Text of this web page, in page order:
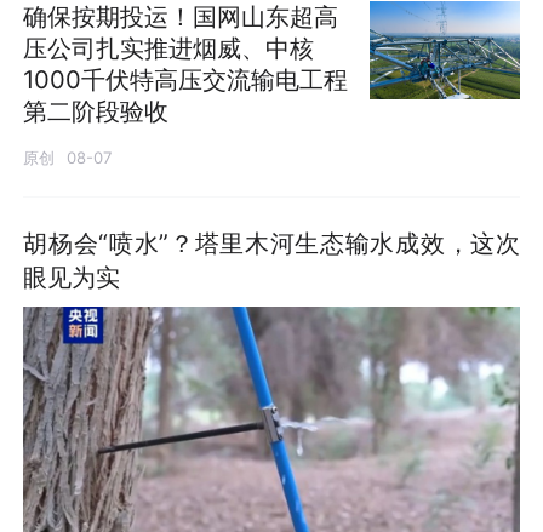
确保按期投运！国网山东超高
压公司扎实推进烟威、中核
1000千伏特高压交流输电工程
第二阶段验收
原创 08-07
胡杨会“喷水”？塔里木河生态输水成效，这次
眼见为实